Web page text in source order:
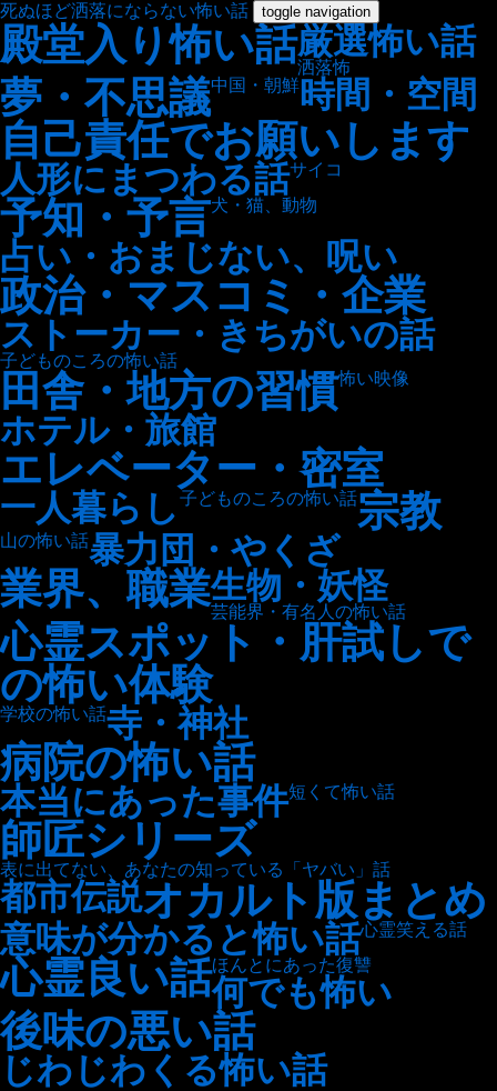
死ぬほど洒落にならない怖い話 toggle navigation
殿堂入り怖い話厳選怖い話
洒落怖
夢・不思議中国・朝鮮 時間・空間
自己責任でお願いします
人形にまつわる話サイコ
予知・予言犬・猫、動物
占い・おまじない、呪い
政治・マスコミ・企業
ストーカー・きちがいの話
子どものころの怖い話
田舎・地方の習慣怖い映像
ホテル・旅館
エレベーター・密室
一人暮らし 子どものころの怖い話宗教
山の怖い話暴力団・やくざ
業界、職業生物・妖怪
芸能界・有名人の怖い話
心霊スポット・肝試しで
の怖い体験
学校の怖い話寺・神社
病院の怖い話
本当にあった事件短くて怖い話
師匠シリーズ
表に出てない、あなたの知っている「ヤバい」話
都市伝説オカルト版まとめ
意味が分かると怖い話心霊笑える話
心霊良い話ほんとにあった復讐
何でも怖い
後味の悪い話
じわじわくる怖い話